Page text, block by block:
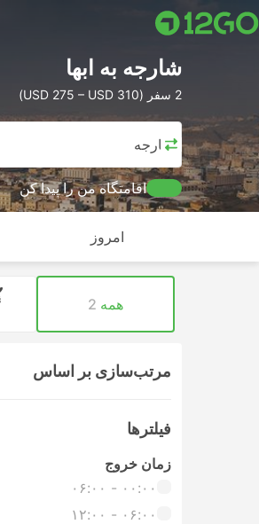
شارجه به ابها
2 سفر (USD 275 – USD 310)
شارجه
اقامتگاه من را پیدا کن
امروز
همه 2
مرتب‌سازی بر اساس
فیلتر‌ها
زمان خروج
۰۰:۰۰ - ۰۶:۰۰
۰۶:۰۰ - ۱۲:۰۰